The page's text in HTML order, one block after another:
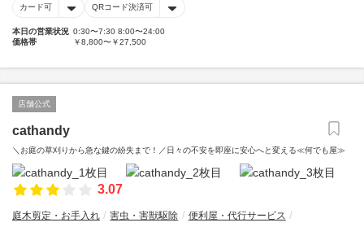
カード可 QRコード決済可
本日の営業状況 0:30〜7:30 8:00〜24:00
価格帯
￥8,800〜￥27,500
店舗公式
cathandy
＼お庭の草刈りから急な鍵の紛失まで！／日々の不安を即座に安心へと変える≪何でも屋≫
3.07
庭木剪定・お手入れ 害虫・害獣駆除
便利屋・代行サービス